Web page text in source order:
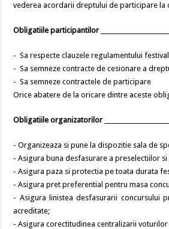
vederea acordarii dreptului de participare la
Obligatiile participantilor
- Sa respecte clauzele regulamentului
- Sa semneze contracte de cesionare a
- Sa semneze contractele de participare
Orice abatere de la oricare dintre aceste
Obligatiile organizatorilor
- Organizeaza si pune la dispozitie sala de
- Asigura buna desfasurare a preselectiilor
- Asigura paza si protectia pe toata durata
- Asigura pret preferential pentru masa
- Asigura linistea desfasurarii concursului
acreditate;
- Asigura corectitudinea centralizarii